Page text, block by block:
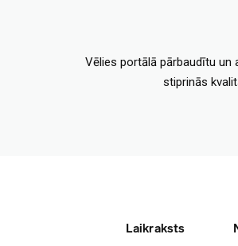
Vēlies portālā pārbaudītu un
stiprinās
Laikraksts